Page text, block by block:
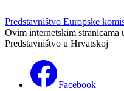
Predstavništvo Europske
Ovim internetskim stranicama
Predstavništvo u Hrvatskoj
Facebook